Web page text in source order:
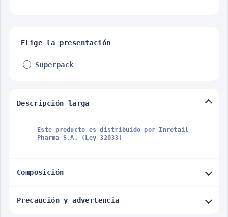
Elige la presentación
Superpack
Descripción larga
Este producto es distribuido por Inretail
Pharma S.A. (Ley 32033)
Composición
Precaución y advertencia